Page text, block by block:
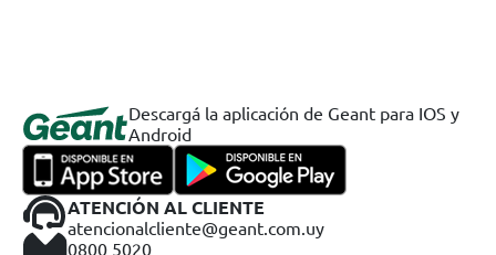
Descargá la aplicación de Geant para IOS y
Android
ATENCIÓN AL CLIENTE
atencionalcliente@geant.com.uy
0800 5020